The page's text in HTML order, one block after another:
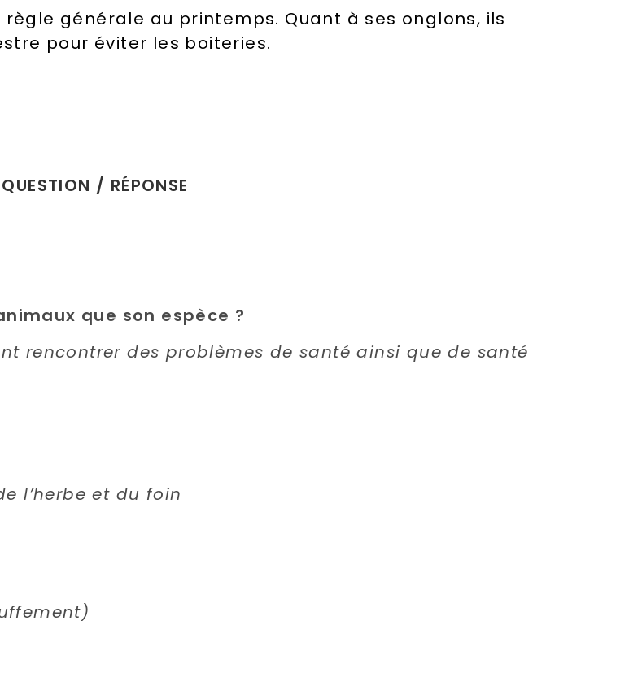
règle générale au printemps. Quant à ses onglons, ils
pour éviter les boiteries.
QUESTION / RÉPONSE
que son espèce ?
rencontrer des problèmes de santé ainsi que de santé
l’herbe et du foin